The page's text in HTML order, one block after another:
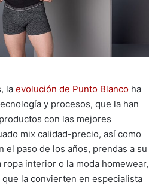
la evolución de Punto Blanco ha
y procesos, que la han
con las mejores
mix calidad-precio, así como
el paso de los años, prendas a su
interior o la moda homewear,
la convierten en especialista